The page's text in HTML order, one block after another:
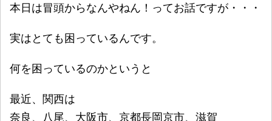
本日は冒頭からなんやねん！ってお話ですが・・・
実はとても困っているんです。
何を困っているのかというと
最近、関西は
奈良、八尾、大阪市、京都長岡京市、滋賀